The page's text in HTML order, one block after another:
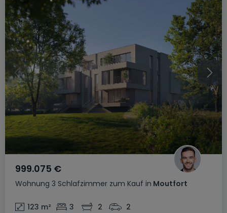
Wohnung 3 Schlafzimmer zum Kauf in Moutfort
999.075 €
123 m² 3 2 2